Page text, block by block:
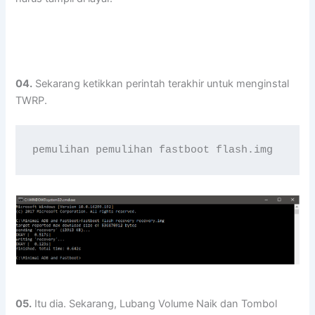
04. Sekarang ketikkan perintah terakhir untuk menginstal
TWRP.
pemulihan pemulihan fastboot flash.img
05. Itu dia. Sekarang, Lubang Volume Naik dan Tombol